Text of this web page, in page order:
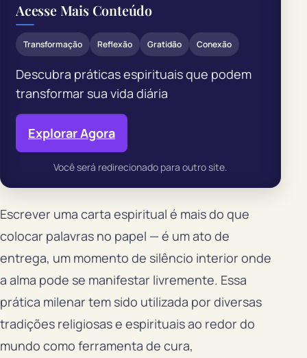
Acesse Mais Conteúdo
Transformação Reflexão Gratidão Conexão
Descubra práticas espirituais que podem
transformar sua vida diária
Explorar Agora
Você será redirecionado para outro site.
Escrever uma carta espiritual é mais do que
colocar palavras no papel — é um ato de
entrega, um momento de silêncio interior onde
a alma pode se manifestar livremente. Essa
prática milenar tem sido utilizada por diversas
tradições religiosas e espirituais ao redor do
mundo como ferramenta de cura,